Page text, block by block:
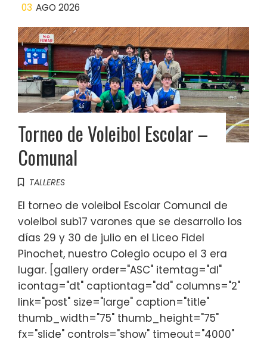
03 AGO 2026
Torneo de Voleibol Escolar –
Comunal
TALLERES
El torneo de voleibol Escolar Comunal de
voleibol sub17 varones que se desarrollo los
días 29 y 30 de julio en el Liceo Fidel
Pinochet, nuestro Colegio ocupo el 3 era
lugar. [gallery order="ASC" itemtag="dl"
icontag="dt" captiontag="dd" columns="2"
link="post" size="large" caption="title"
thumb_width="75" thumb_height="75"
fx="slide" controls="show" timeout="4000"